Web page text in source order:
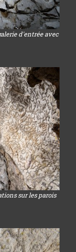
d'entrée avec
sur les parois